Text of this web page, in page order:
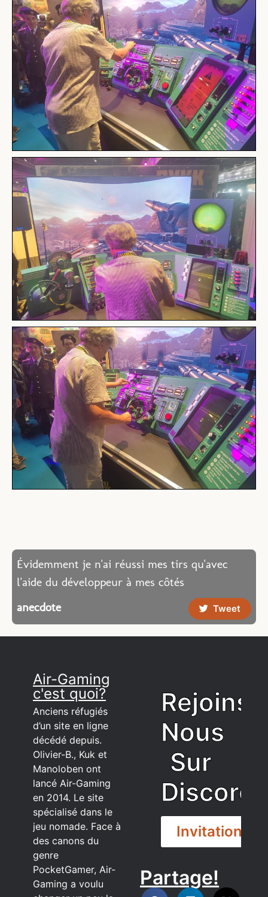
Évidemment je n'ai réussi mes tirs qu'avec
l'aide du développeur à mes côtés
anecdote
Tweet
Air-Gaming
c'est quoi?
Anciens réfugiés
d’un site en ligne
décédé depuis.
Olivier-B., Kuk et
Manoloben ont
lancé Air-Gaming
en 2014. Le site
spécialisé dans le
jeu nomade. Face à
des canons du
genre
PocketGamer, Air-
Gaming a voulu
Rejoins
Nous
Sur
Discord
Invitation
DISCORD
Partage!